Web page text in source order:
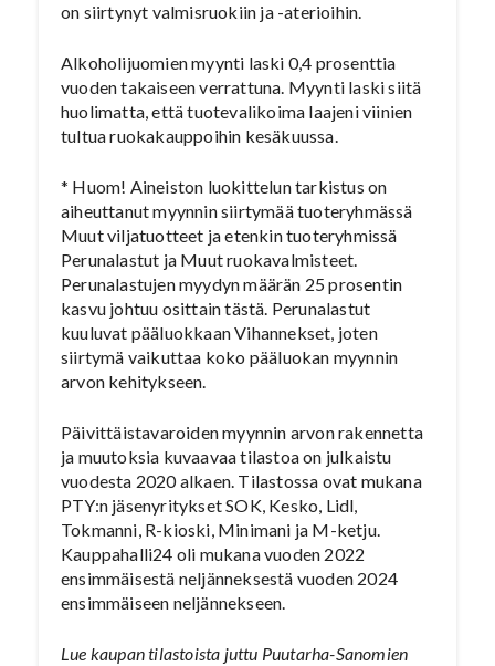
on siirtynyt valmisruokiin ja -aterioihin.
Alkoholijuomien myynti laski 0,4 prosenttia
vuoden takaiseen verrattuna. Myynti laski siitä
huolimatta, että tuotevalikoima laajeni viinien
tultua ruokakauppoihin kesäkuussa.
* Huom! Aineiston luokittelun tarkistus on
aiheuttanut myynnin siirtymää tuoteryhmässä
Muut viljatuotteet ja etenkin tuoteryhmissä
Perunalastut ja Muut ruokavalmisteet.
Perunalastujen myydyn määrän 25 prosentin
kasvu johtuu osittain tästä. Perunalastut
kuuluvat pääluokkaan Vihannekset, joten
siirtymä vaikuttaa koko pääluokan myynnin
arvon kehitykseen.
Päivittäistavaroiden myynnin arvon rakennetta
ja muutoksia kuvaavaa tilastoa on julkaistu
vuodesta 2020 alkaen. Tilastossa ovat mukana
PTY:n jäsenyritykset SOK, Kesko, Lidl,
Tokmanni, R-kioski, Minimani ja M-ketju.
Kauppahalli24 oli mukana vuoden 2022
ensimmäisestä neljänneksestä vuoden 2024
ensimmäiseen neljännekseen.
Lue kaupan tilastoista juttu Puutarha-Sanomien